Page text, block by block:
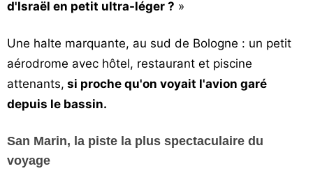
d'Israël en petit ultra-léger ? »
Une halte marquante, au sud de Bologne : un petit
aérodrome avec hôtel, restaurant et piscine
attenants, si proche qu'on voyait l'avion garé
depuis le bassin.
San Marin, la piste la plus spectaculaire du
voyage